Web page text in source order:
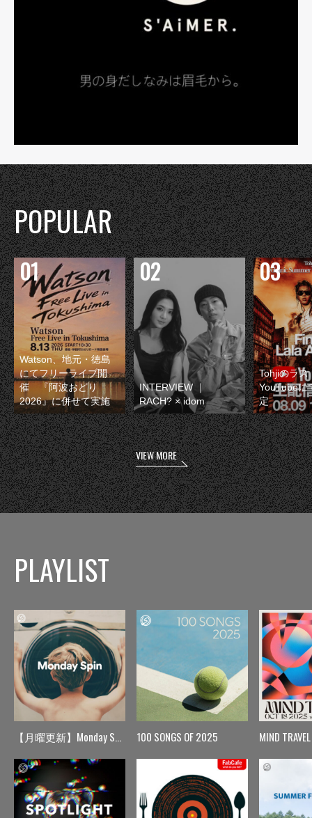
POPULAR
Watson、地元・徳島
にてフリーライブ開
催 『阿波おどり
2026』に併せて実施
INTERVIEW ｜
RACH? × idom
Tohjiのラス
YouTubeに
定
VIEW MORE
PLAYLIST
【月曜更新】Monday Spin 100 SONGS OF 2025 MIND TRAVEL